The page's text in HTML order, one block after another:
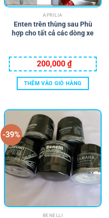
APRILIA
Enten trên thùng sau Phù
hợp cho tất cả các dòng xe
200,000 ₫
THÊM VÀO GIỎ HÀNG
-39%
BENELLI